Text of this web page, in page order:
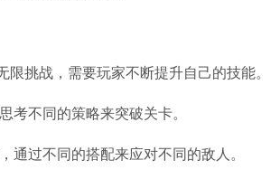
挑战，需要玩家不断提升自己的技能。
考不同的策略来突破关卡。
通过不同的搭配来应对不同的敌人。